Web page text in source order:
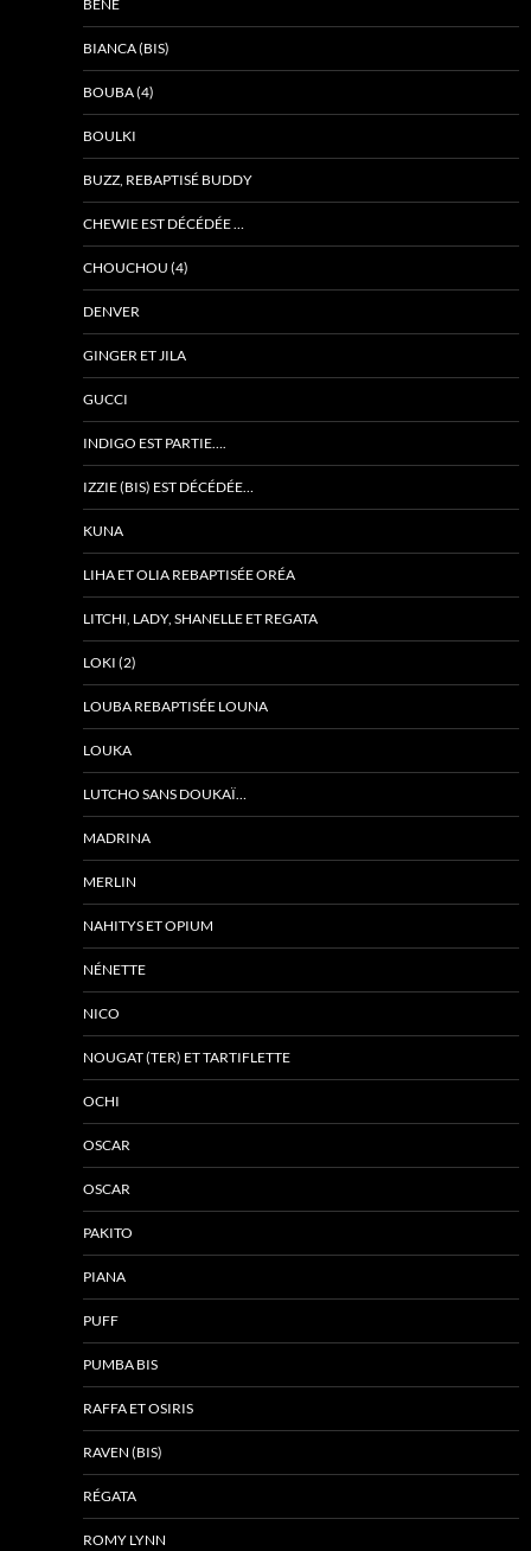
BÉNÉ
BIANCA (BIS)
BOUBA (4)
BOULKI
BUZZ, REBAPTISÉ BUDDY
CHEWIE EST DÉCÉDÉE …
CHOUCHOU (4)
DENVER
GINGER ET JILA
GUCCI
INDIGO EST PARTIE….
IZZIE (BIS) EST DÉCÉDÉE…
KUNA
LIHA ET OLIA REBAPTISÉE ORÉA
LITCHI, LADY, SHANELLE ET REGATA
LOKI (2)
LOUBA REBAPTISÉE LOUNA
LOUKA
LUTCHO SANS DOUKAÏ…
MADRINA
MERLIN
NAHITYS ET OPIUM
NÉNETTE
NICO
NOUGAT (TER) ET TARTIFLETTE
OCHI
OSCAR
OSCAR
PAKITO
PIANA
PUFF
PUMBA BIS
RAFFA ET OSIRIS
RAVEN (BIS)
RÉGATA
ROMY LYNN